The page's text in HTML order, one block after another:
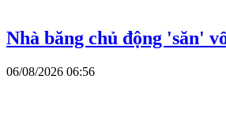
Nhà băng chủ động 'săn'
06/08/2026 06:56